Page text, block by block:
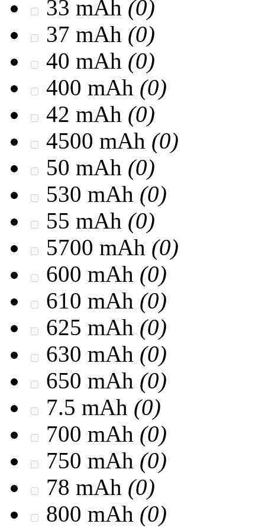
33 mAh (0)
37 mAh (0)
40 mAh (0)
400 mAh (0)
42 mAh (0)
4500 mAh (0)
50 mAh (0)
530 mAh (0)
55 mAh (0)
5700 mAh (0)
600 mAh (0)
610 mAh (0)
625 mAh (0)
630 mAh (0)
650 mAh (0)
7.5 mAh (0)
700 mAh (0)
750 mAh (0)
78 mAh (0)
800 mAh (0)